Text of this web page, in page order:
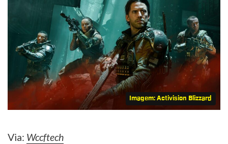
Imagem: Activision Blizzard
Via: Wccftech